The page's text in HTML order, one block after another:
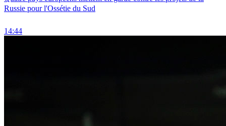
Russie pour l'Ossétie du Sud
14:44